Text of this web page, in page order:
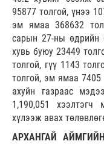
95877 толгой, үнээ
эм ямаа 368632
сарын 27-ны өдрийн
хувь буюу 23449
толгой, гүү 1143
толгой, эм ямаа
ахуйн газраас
1,190,051
хүлээж авах
АРХАНГАЙ